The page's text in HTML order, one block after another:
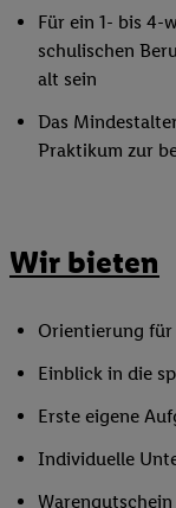
Für ein 1- bis 4-
schulischen
alt sein
Das
Praktikum zur
Wir bieten
Orientierung für
Einblick in die
Erste eigene
Individuelle